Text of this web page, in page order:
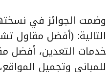
وضمت الجوائز في
التالية: (أفضل مقاول
خدمات التعدين، أفضل
للمباني وتجميل